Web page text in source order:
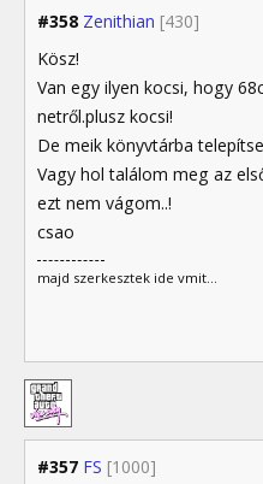
#358 Zenithian [430]
Kösz!
Van egy ilyen kocsi, hogy
netről.plusz kocsi!
De meik könyvtárba
Vagy hol találom meg az
ezt nem vágom..!
csao
majd szerkesztek ide vmit...
#357 FS [1000]